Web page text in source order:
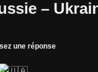
–
une réponse